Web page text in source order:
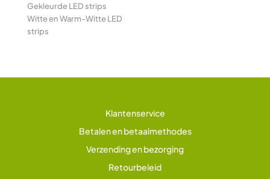
Gekleurde LED strips
Witte en Warm-Witte LED
strips
Klantenservice
Betalen en betaalmethodes
Verzending en bezorging
Retourbeleid